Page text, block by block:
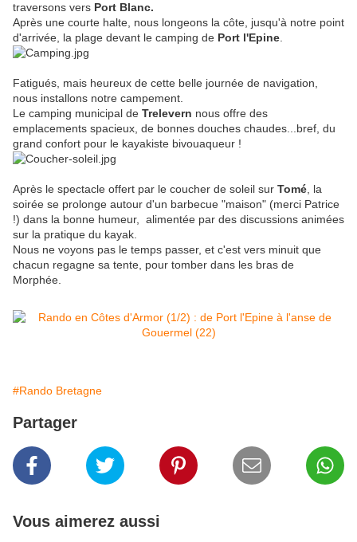
traversons vers Port Blanc.
Après une courte halte, nous longeons la côte, jusqu'à notre point
d'arrivée, la plage devant le camping de Port l'Epine
Fatigués, mais heureux de cette belle journée de navigation,
nous installons notre campement.
Le camping municipal de Trelevern nous offre des
emplacements spacieux, de bonnes douches chaudes...bref, du
grand confort pour le kayakiste bivouaqueur !
Après le spectacle offert par le coucher de soleil sur Tomé , la
soirée se prolonge autour d'un barbecue "maison" (merci Patrice
!) dans la bonne humeur, alimentée par des discussions animées
sur la pratique du kayak.
Nous ne voyons pas le temps passer, et c'est vers minuit que
chacun regagne sa tente, pour tomber dans les bras de
Morphée.
#Rando Bretagne
Partager
Vous aimerez aussi